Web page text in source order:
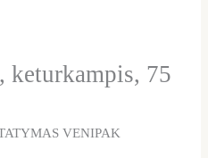
75
VENIPAK